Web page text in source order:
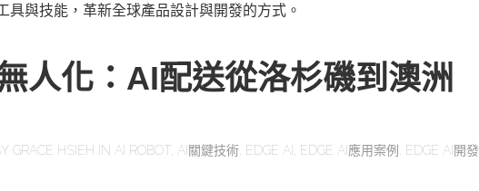
具與技能，革新全球產品設計與開發的方式。
人化：AI配送從洛杉磯到澳洲
GRACE HSIEH IN AI ROBOT AI關鍵技術 EDGE AI EDGE AI應用案例 EDGE AI開發